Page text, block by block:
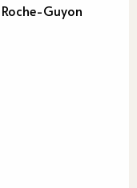
Roche-Guyon